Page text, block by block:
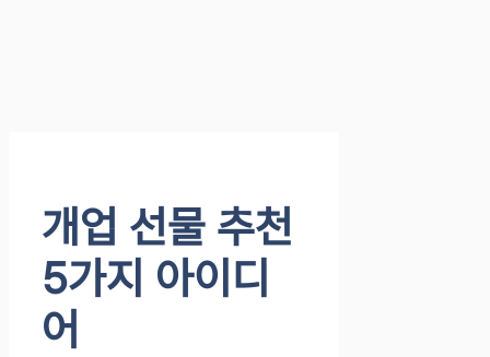
개업 선물 추천
5가지 아이디
어